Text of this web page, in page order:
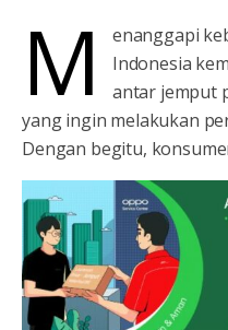
M
enanggapi
Indonesia
antar jemput
yang ingin melakukan
Dengan begitu,